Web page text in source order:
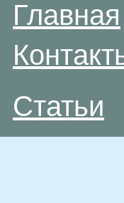
Главная
Статьи